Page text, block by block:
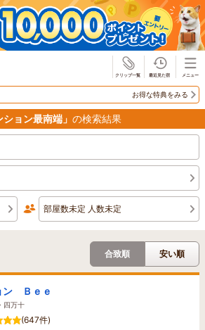
お得な特典をみる
ション最南端」 の検索結果
部屋数未定 人数未定
合致順 安い順
ン Ｂｅｅ
四万十
(647件)